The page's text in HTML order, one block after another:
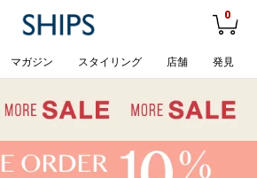
0
マガジン スタイリング 店舗 発見